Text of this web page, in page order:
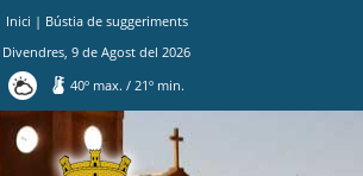
Inici | Bústia de suggeriments
Divendres 9 de Agost del 2026
40º max./ 21º min.